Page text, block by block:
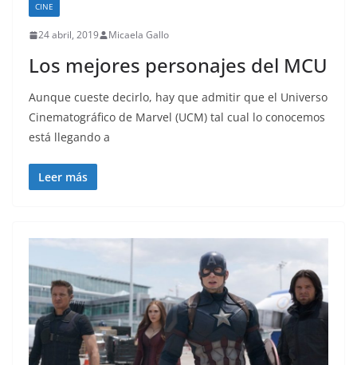
CINE
24 abril, 2019 Micaela Gallo
Los mejores personajes del MCU
Aunque cueste decirlo, hay que admitir que el Universo
Cinematográfico de Marvel (UCM) tal cual lo conocemos
está llegando a
Leer más